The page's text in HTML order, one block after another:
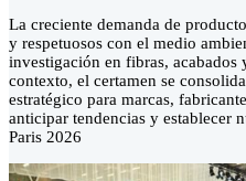
La creciente demanda de
y respetuosos con el medio
investigación en fibras, acabados
contexto, el certamen se
estratégico para marcas,
anticipar tendencias y establecer
Paris 2026